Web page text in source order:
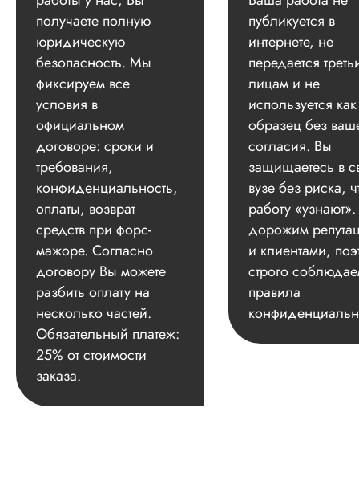
получаете полную
юридическую
безопасность. Мы
фиксируем все
условия в
официальном
договоре: сроки и
требования,
конфиденциальность,
оплаты, возврат
средств при форс-
мажоре. Согласно
договору Вы можете
разбить оплату на
несколько частей.
Обязательный платеж:
25% от стоимости
заказа.
публикуется в
интернете, не
передается
лицам и не
используется как
образец без
согласия. Вы
защищаетесь в
вузе без риска,
работу
дорожим
и клиентами,
строго
правила